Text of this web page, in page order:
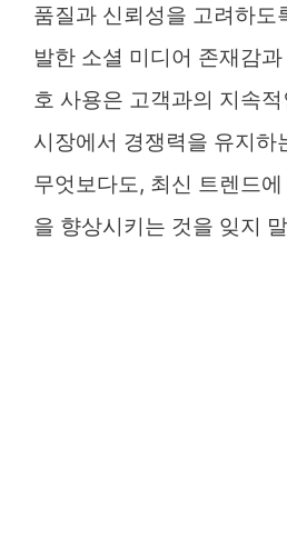
품질과 신뢰성을 고려하도
발한 소셜 미디어 존재감
호 사용은 고객과의 지속
시장에서 경쟁력을 유지하
무엇보다도, 최신 트렌드
을 향상시키는 것을 잊지